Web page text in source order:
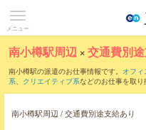
メニュー
南小樽駅周辺 ×交通費別
南小樽駅の派遣のお仕事情報です。 オフ
系、 クリエイティブ系などのお仕事を取
南小樽駅周辺 / 交通費別途支給あり